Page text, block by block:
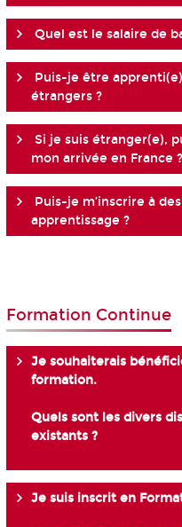
Quel est le salaire de
Puis-je être
étrangers ?
Si je suis étranger(e),
mon arrivée en France ?
Puis-je m’inscrire à
apprentissage ?
Formation Continue
Je souhaiterais
formation.
Quels sont les divers
existants ?
Je suis inscrit en